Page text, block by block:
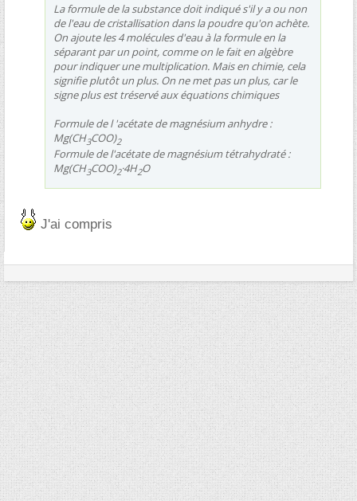
La formule de la substance doit indiqué s'il y a ou non
de l'eau de cristallisation dans la poudre qu'on achète.
On ajoute les 4 molécules d'eau à la formule en la
séparant par un point, comme on le fait en algèbre
pour indiquer une multiplication. Mais en chimie, cela
signifie plutôt un plus. On ne met pas un plus, car le
signe plus est tréservé aux équations chimiques
Formule de l 'acétate de magnésium anhydre :
Mg(CH3COO)2
Formule de l'acétate de magnésium tétrahydraté :
Mg(CH3COO)2·4H2O
J'ai compris